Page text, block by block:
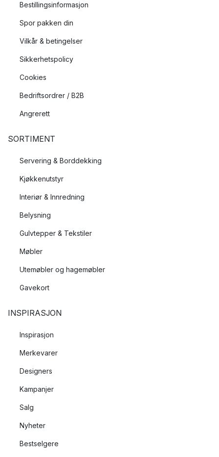
Bestillingsinformasjon
Spor pakken din
Vilkår & betingelser
Sikkerhetspolicy
Cookies
Bedriftsordrer / B2B
Angrerett
SORTIMENT
Servering & Borddekking
Kjøkkenutstyr
Interiør & Innredning
Belysning
Gulvtepper & Tekstiler
Møbler
Utemøbler og hagemøbler
Gavekort
INSPIRASJON
Inspirasjon
Merkevarer
Designers
Kampanjer
Salg
Nyheter
Bestselgere